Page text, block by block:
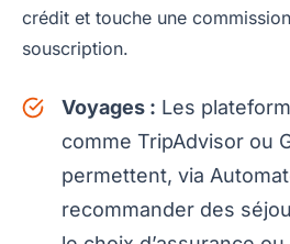
crédit et touche une
souscription.
Voyages : Les
comme TripAdvisor ou
permettent, via
recommander des